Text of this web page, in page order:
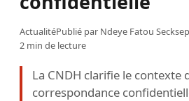
ActualitéPublié par Ndeye Fatou Seck
2 min de lecture
La CNDH clarifie le contexte
correspondance